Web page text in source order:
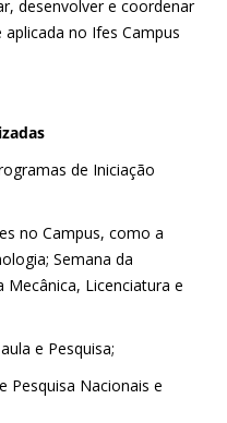
desenvolver e coordenar
no Ifes Campus
de Iniciação
no Campus, como a
Semana da
Mecânica, Licenciatura e
e Pesquisa;
Pesquisa Nacionais e